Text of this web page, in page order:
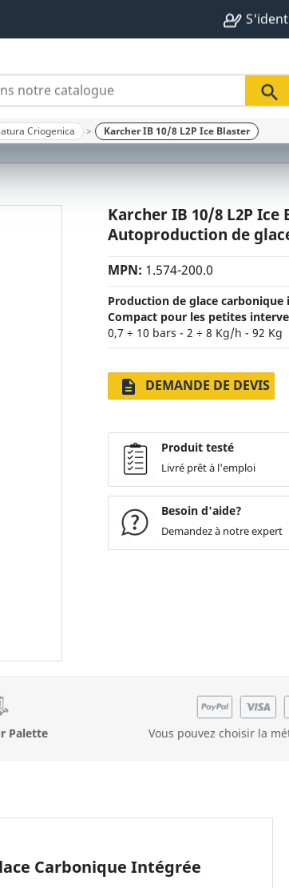

Criogenica Karcher IB 10/8 L2P Ice Blaster
Karcher IB 10/8 L2P Ice
Autoproduction de
MPN: 1.574-200.0
Production de glace carbonique
Compact pour les petites
0,7 ÷ 10 bars - 2 ÷ 8 Kg/h - 92 Kg
description DEMANDE DE DEVIS
Produit testé
Livré prêt à l'emploi
Besoin d'aide?
Demandez à notre expert
Palette Vous pouvez choisir la
Carbonique Intégrée